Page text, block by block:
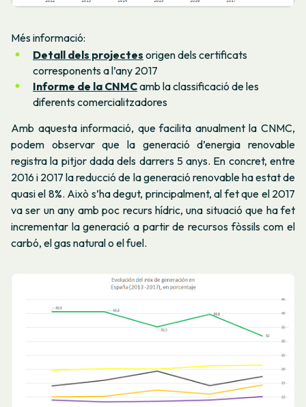
Més informació:
Detall dels projectes origen dels certificats
corresponents a l’any 2017
Informe de la CNMCamb la classificació de les
diferents comercialitzadores
Amb aquesta informació, que facilita anualment la CNMC,
podem observar que la generació d’energia renovable
registra la pitjor dada dels darrers 5 anys. En concret, entre
2016 i 2017 la reducció de la generació renovable ha estat de
quasi el 8%. Això s’ha degut, principalment, al fet que el 2017
va ser un any amb poc recurs hídric, una situació que ha fet
incrementar la generació a partir de recursos fòssils com el
carbó, el gas natural o el fuel.